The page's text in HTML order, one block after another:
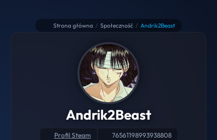
Strona główna / Społeczność / Andrik2Beast
Andrik2Beast
Profil Steam
76561198993938808